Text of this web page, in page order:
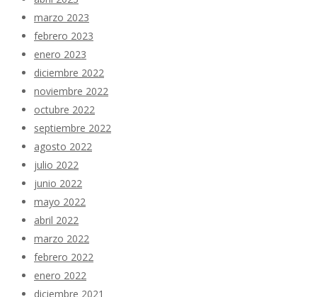
marzo 2023
febrero 2023
enero 2023
diciembre 2022
noviembre 2022
octubre 2022
septiembre 2022
agosto 2022
julio 2022
junio 2022
mayo 2022
abril 2022
marzo 2022
febrero 2022
enero 2022
diciembre 2021